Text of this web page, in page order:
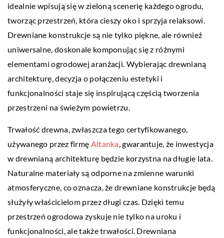
idealnie wpisują się w zieloną scenerię każdego ogrodu,
tworząc przestrzeń, która cieszy oko i sprzyja relaksowi.
Drewniane konstrukcje są nie tylko piękne, ale również
uniwersalne, doskonale komponując się z różnymi
elementami ogrodowej aranżacji. Wybierając drewnianą
architekturę, decyzja o połączeniu estetyki i
funkcjonalności staje się inspirującą częścią tworzenia
przestrzeni na świeżym powietrzu.
Trwałość drewna, zwłaszcza tego certyfikowanego,
używanego przez firmę Altanka, gwarantuje, że inwestycja
w drewnianą architekturę będzie korzystna na długie lata.
Naturalne materiały są odporne na zmienne warunki
atmosferyczne, co oznacza, że drewniane konstrukcje będą
służyły właścicielom przez długi czas. Dzięki temu
przestrzeń ogrodowa zyskuje nie tylko na uroku i
funkcjonalności, ale także trwałości. Drewniana